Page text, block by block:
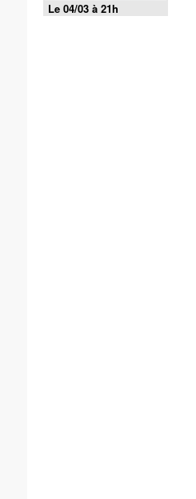
Le 04/03 à 21h